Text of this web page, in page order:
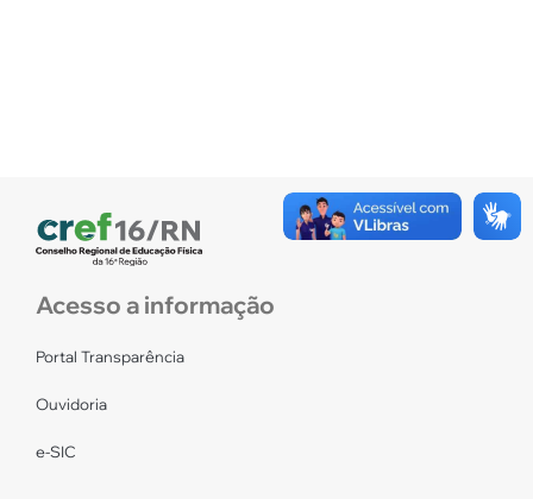
Acesso a informação
Portal Transparência
Ouvidoria
e-SIC